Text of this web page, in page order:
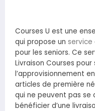
Courses U est une
qui propose un service
pour les seniors. Ce
Livraison Courses
l’approvisionnement
articles de première
qui ne peuvent pas
bénéficier d’une